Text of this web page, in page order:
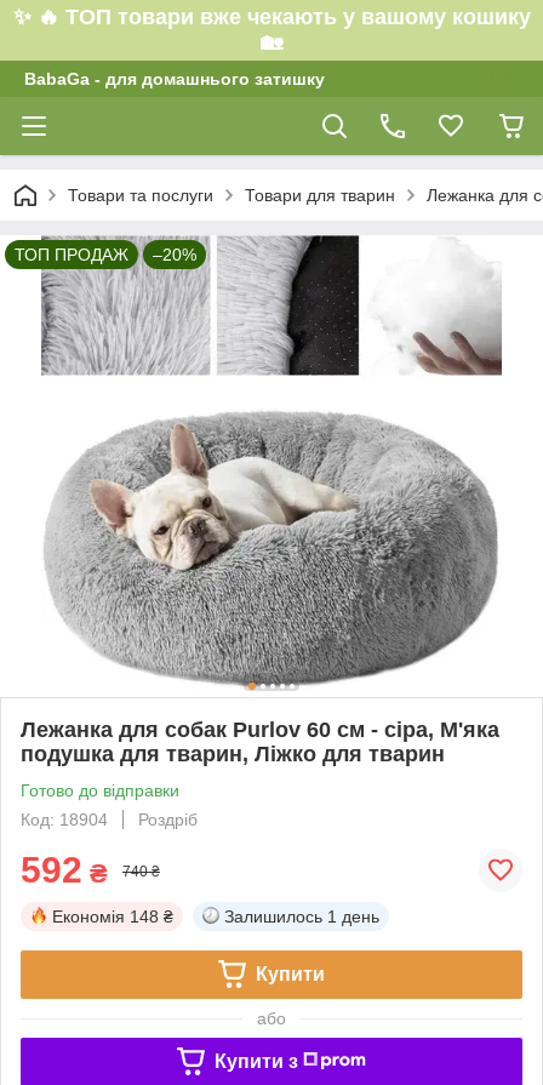
✨ 🔥 ТОП товари вже чекають у вашому кошику
🏡
BabaGa - для домашнього затишку
Товари та послуги Товари для тварин Лежанка для
ТОП ПРОДАЖ –20%
Лежанка для собак Purlov 60 см - сіра, М'яка
подушка для тварин, Ліжко для тварин
Готово до відправки
Код: 18904
Роздріб
592 ₴ 740 ₴
Економія 148 ₴ Залишилось 1 день
Купити
або
Купити з